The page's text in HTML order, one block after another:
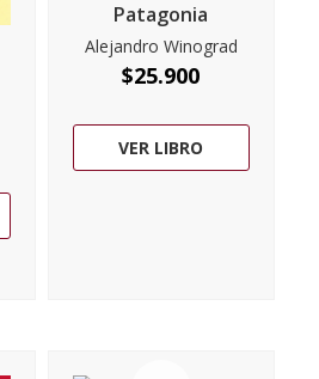
Patagonia
Alejandro Winograd
$25.900
VER LIBRO